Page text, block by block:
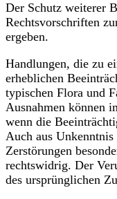
Der Schutz weiterer
Rechtsvorschriften
ergeben.
Handlungen, die zu
erheblichen
typischen Flora und
Ausnahmen können
wenn die
Auch aus
Zerstörungen
rechtswidrig. Der
des ursprünglichen